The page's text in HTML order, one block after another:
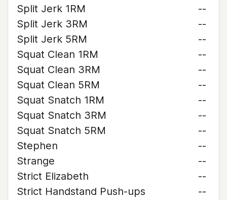
Split Jerk 1RM
--
Split Jerk 3RM
--
Split Jerk 5RM
--
Squat Clean 1RM
--
Squat Clean 3RM
--
Squat Clean 5RM
--
Squat Snatch 1RM
--
Squat Snatch 3RM
--
Squat Snatch 5RM
--
Stephen
--
Strange
--
Strict Elizabeth
--
Strict Handstand Push-ups
--